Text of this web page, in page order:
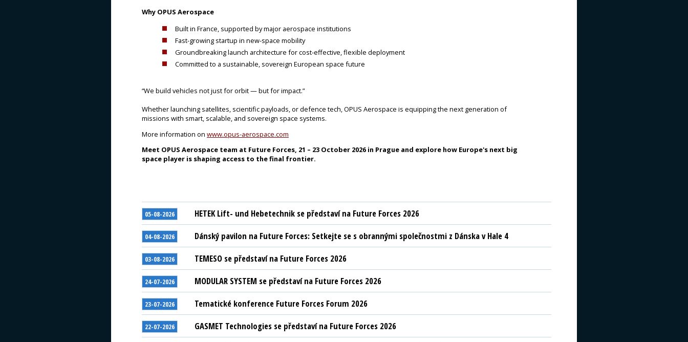
Why OPUS Aerospace
Built in France, supported by major aerospace institutions
Fast-growing startup in new-space mobility
Groundbreaking launch architecture for cost-effective, flexible deployment
Committed to a sustainable, sovereign European space future
“We build vehicles not just for orbit — but for impact.”
Whether launching satellites, scientific payloads, or defence tech, OPUS Aerospace is equipping the next generation of
missions with smart, scalable, and sovereign space systems.
More information on www.opus-aerospace.com
Meet OPUS Aerospace team at Future Forces, 21 – 23 October 2026 in Prague and explore how Europe's next big
space player is shaping access to the final frontier.
05-08-2026 HETEK Lift- und Hebetechnik se představí na Future Forces 2026
04-08-2026 Dánský pavilon na Future Forces: Setkejte se s obrannými společnostmi z Dánska v Hale 4
03-08-2026 TEMESO se představí na Future Forces 2026
24-07-2026 MODULAR SYSTEM se představí na Future Forces 2026
23-07-2026 Tematické konference Future Forces Forum 2026
22-07-2026 GASMET Technologies se představí na Future Forces 2026